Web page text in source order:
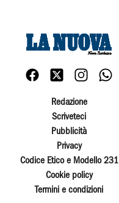
Redazione
Scriveteci
Pubblicità
Privacy
Codice Etico e Modello 231
Cookie policy
Termini e condizioni